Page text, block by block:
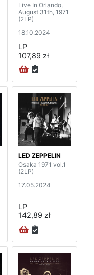
Live In Orlando,
August 31th, 1971
(2LP)
18.10.2024
LP
107,89 zł
LED ZEPPELIN
Osaka 1971 vol.1
(2LP)
17.05.2024
LP
142,89 zł